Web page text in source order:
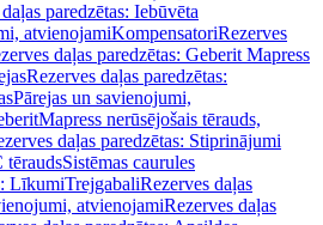
paredzētas: Iebūvēta
atvienojamiKompensatoriRezerves
daļas paredzētas: Geberit Mapress
Rezerves daļas paredzētas:
Pārejas un savienojumi,
nerūsējošais tērauds,
daļas paredzētas: Stiprinājumi
tēraudsSistēmas caurules
LīkumiTrejgabaliRezerves daļas
atvienojamiRezerves daļas